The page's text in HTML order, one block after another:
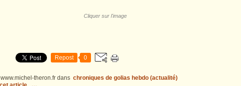
Cliquer sur l'image
Repost 0
theron.fr dans chroniques de golias hebdo (actualité)